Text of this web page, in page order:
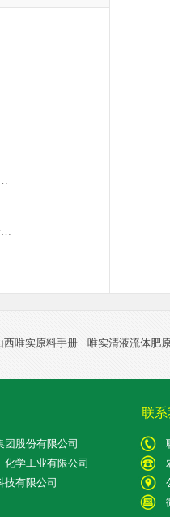
…
西唯实原料手册 唯实清液流体肥
联
团股份有限公司
化学工业有限公司
技有限公司